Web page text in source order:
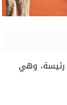
رئيسة، وهي